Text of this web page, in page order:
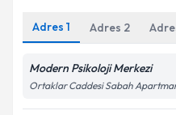
Adres 1 Adres 2
Modern Psikoloji Merkezi
Ortaklar Caddesi Sabah